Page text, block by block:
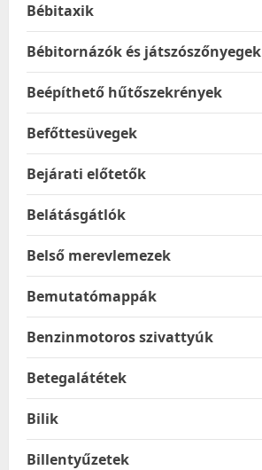
Bébitaxik
Bébitornázók és játszószőnyegek
Beépíthető hűtőszekrények
Befőttesüvegek
Bejárati előtetők
Belátásgátlók
Belső merevlemezek
Bemutatómappák
Benzinmotoros szivattyúk
Betegalátétek
Bilik
Billentyűzetek